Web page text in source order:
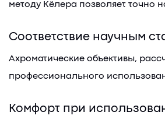
методу Кёлера позволяет точно
Соответствие научным
Ахроматические объективы,
профессионального
Комфорт при